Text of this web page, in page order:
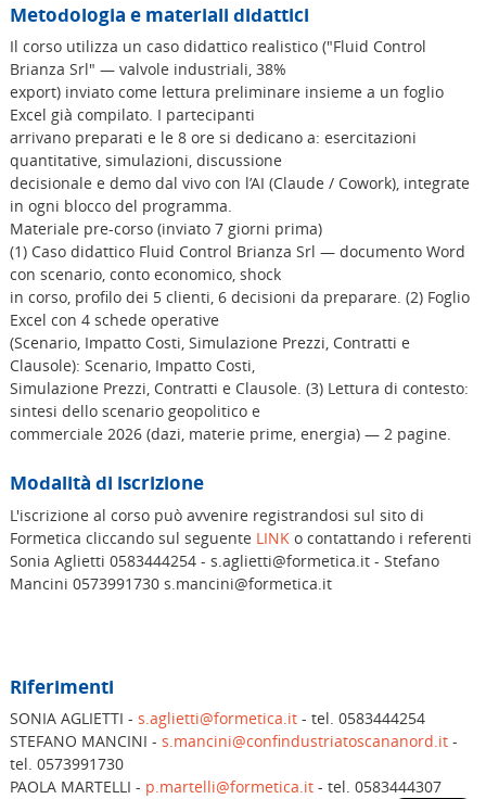
Metodologia e materiali didattici
Il corso utilizza un caso didattico realistico ("Fluid Control
Brianza Srl" — valvole industriali, 38%
export) inviato come lettura preliminare insieme a un foglio
Excel già compilato. I partecipanti
arrivano preparati e le 8 ore si dedicano a: esercitazioni
quantitative, simulazioni, discussione
decisionale e demo dal vivo con l’AI (Claude / Cowork), integrate
in ogni blocco del programma.
Materiale pre-corso (inviato 7 giorni prima)
(1) Caso didattico Fluid Control Brianza Srl — documento Word
con scenario, conto economico, shock
in corso, profilo dei 5 clienti, 6 decisioni da preparare. (2) Foglio
Excel con 4 schede operative
(Scenario, Impatto Costi, Simulazione Prezzi, Contratti e
Clausole): Scenario, Impatto Costi,
Simulazione Prezzi, Contratti e Clausole. (3) Lettura di contesto:
sintesi dello scenario geopolitico e
commerciale 2026 (dazi, materie prime, energia) — 2 pagine.
Modalità di iscrizione
L'iscrizione al corso può avvenire registrandosi sul sito di
Formetica cliccando sul seguente LINK o contattando i referenti
Sonia Aglietti 0583444254 - s.aglietti@formetica.it - Stefano
Mancini 0573991730 s.mancini@formetica.it
Riferimenti
SONIA AGLIETTI - s.aglietti@formetica.it- tel. 0583444254
STEFANO MANCINI - s.mancini@confindustriatoscananord.it-
tel. 0573991730
PAOLA MARTELLI - p.martelli@formetica.it- tel. 0583444307